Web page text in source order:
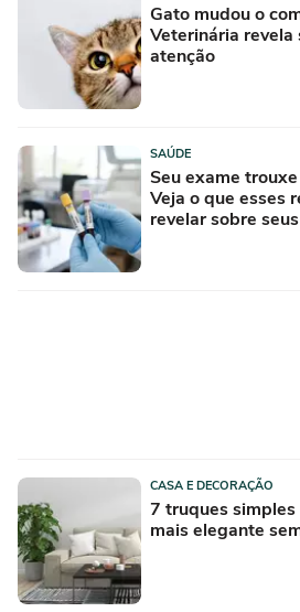
Gato mudou o
Veterinária revela
atenção
SAÚDE
Seu exame
Veja o que esses
revelar sobre
CASA E DECORAÇÃO
7 truques
mais elegante